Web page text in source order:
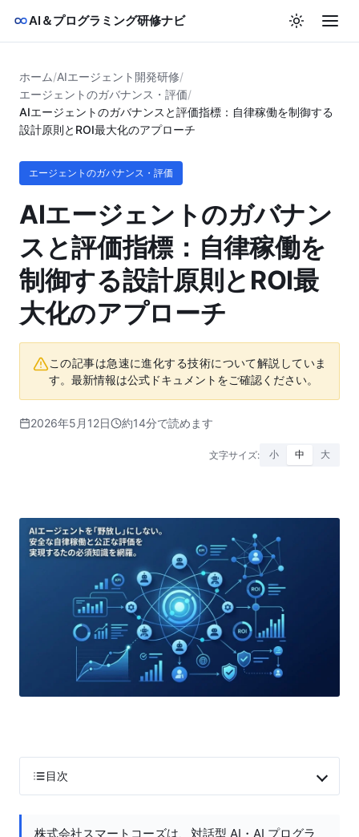
AI＆プログラミング研修ナビ
ホーム/AIエージェント開発研修/
エージェントのガバナンス・評価/
AIエージェントのガバナンスと評価指標：自律稼働を制御する
設計原則とROI最大化のアプローチ
エージェントのガバナンス・評価
AIエージェントのガバナン
スと評価指標：自律稼働を
制御する設計原則とROI最
大化のアプローチ
この記事は急速に進化する技術について解説していま
す。最新情報は公式ドキュメントをご確認ください。
2026年5月12日 約14分で読めます
文字サイズ: 小 中 大
目次
株式会社スマートコーズは、対話型 AI・AI プログラ